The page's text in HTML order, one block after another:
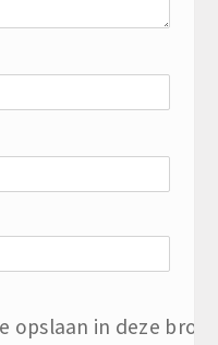
opslaan in deze